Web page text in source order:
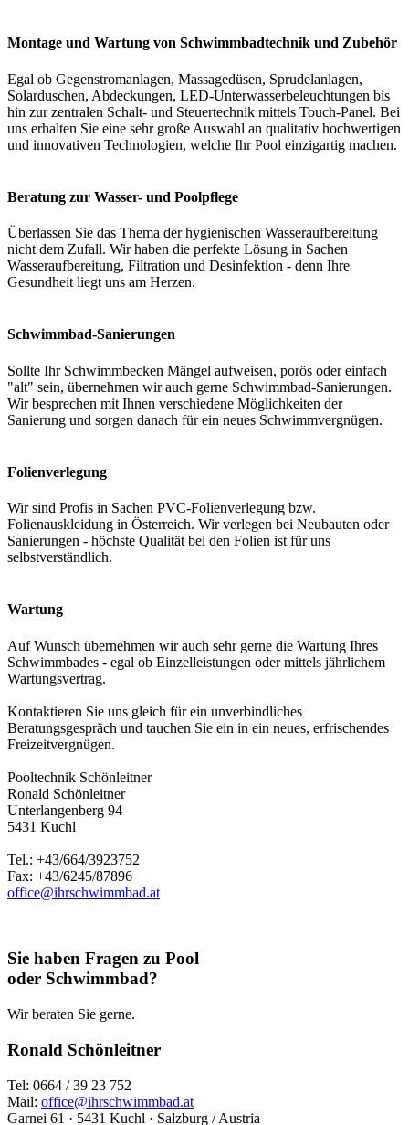
Montage und Wartung von Schwimmbadtechnik und Zubehör
Egal ob Gegenstromanlagen, Massagedüsen, Sprudelanlagen,
Solarduschen, Abdeckungen, LED-Unterwasserbeleuchtungen bis
hin zur zentralen Schalt- und Steuertechnik mittels Touch-Panel. Bei
uns erhalten Sie eine sehr große Auswahl an qualitativ hochwertigen
und innovativen Technologien, welche Ihr Pool einzigartig machen.
Beratung zur Wasser- und Poolpflege
Überlassen Sie das Thema der hygienischen Wasseraufbereitung
nicht dem Zufall. Wir haben die perfekte Lösung in Sachen
Wasseraufbereitung, Filtration und Desinfektion - denn Ihre
Gesundheit liegt uns am Herzen.
Schwimmbad-Sanierungen
Sollte Ihr Schwimmbecken Mängel aufweisen, porös oder einfach
"alt" sein, übernehmen wir auch gerne Schwimmbad-Sanierungen.
Wir besprechen mit Ihnen verschiedene Möglichkeiten der
Sanierung und sorgen danach für ein neues Schwimmvergnügen.
Folienverlegung
Wir sind Profis in Sachen PVC-Folienverlegung bzw.
Folienauskleidung in Österreich. Wir verlegen bei Neubauten oder
Sanierungen - höchste Qualität bei den Folien ist für uns
selbstverständlich.
Wartung
Auf Wunsch übernehmen wir auch sehr gerne die Wartung Ihres
Schwimmbades - egal ob Einzelleistungen oder mittels jährlichem
Wartungsvertrag.
Kontaktieren Sie uns gleich für ein unverbindliches
Beratungsgespräch und tauchen Sie ein in ein neues, erfrischendes
Freizeitvergnügen.
Pooltechnik Schönleitner
Ronald Schönleitner
Unterlangenberg 94
5431 Kuchl
Tel.: +43/664/3923752
Fax: +43/6245/87896
office@ihrschwimmbad.at
Sie haben Fragen zu Pool
oder Schwimmbad?
Wir beraten Sie gerne.
Ronald Schönleitner
Tel: 0664 / 39 23 752
Mail: office@ihrschwimmbad.at
Garnei 61 · 5431 Kuchl · Salzburg / Austria